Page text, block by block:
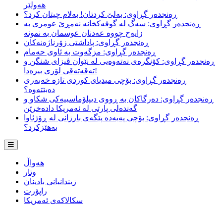
هەولێر
ڕەنجدەر گڕاوی: بەلێ کردتان! بەلام چیتان کرد؟
ڕەنجدەر گڕاوی: سەگ لە گوفەکخانە نەمڕێ عومری بە
زایەح چووە عەدنان عوسمان بە نمونە
ڕەنجدەر گڕاوی: پاداشتی زۆرناژەنەکان
ڕەنجدەر گڕاوی: مزگەوت بە ئاوی حەمام
ڕەنجدەر گڕاوی: کۆنگرەی نەتەوەیی لە نێوان ڤیزای شنگن و
تەقەتەقی لۆری بیرەدا!
ڕەنجدەر گڕاوی: بۆچی میدیای کوردی تازە خەبەری
دەبێتەوە؟
ڕەنجدەر گڕاوی: دەرگاکان بە ڕووی دیپلۆماسییەکی شکاو و
گەندەلی پارتی لە ئەمریکا دادەخرێن
ڕەنجدەر گڕاوی: بۆچی پەیەدە پێگەی بارزانی لە ڕۆژئاوا
بەهێزکرد؟
هەواڵ
وتار
زیندانیانی بادینان
راپۆرت
سکالاکەی ئەمریکا